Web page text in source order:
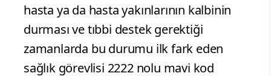
hasta ya da hasta yakınlarının kalbinin
durması ve tıbbi destek gerektiği
zamanlarda bu durumu ilk fark eden
sağlık görevlisi 2222 nolu mavi kod